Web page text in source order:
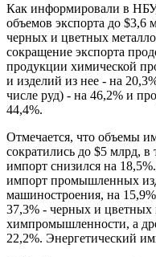
Как информировали в
объемов экспорта до $3,6
черных и цветных
сокращение экспорта
продукции химической
и изделий из нее - на
числе руд) - на 46,2% и
44,4%.
Отмечается, что объемы
сократились до $5 млрд, в
импорт снизился на
импорт промышленных
машиностроения, на
37,3% - черных и цветных
химпромышленности, а
22,2%. Энергетический